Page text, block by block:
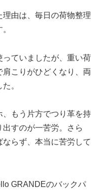
由は、毎日の荷物整理
っていましたが、重い荷
こりがひどくなり、両
。
もう片方でつり革を持
すのが一苦労。さら
らず、本当に苦労して
GRANDEのバックパ